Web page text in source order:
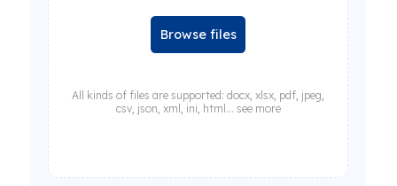
Browse files
All kinds of files are supported: docx, xlsx, pdf, jpeg,
csv, json, xml, ini, html... see more